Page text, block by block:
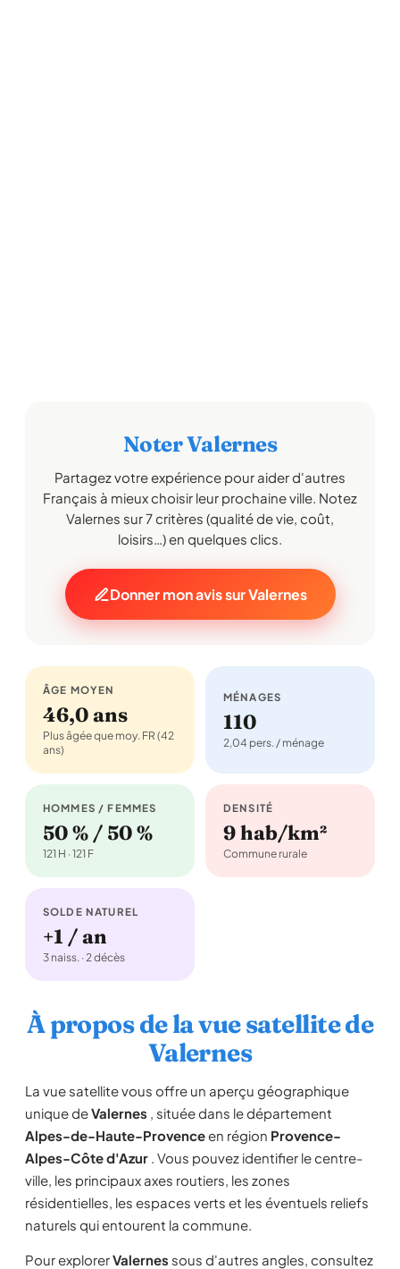
Noter Valernes
Partagez votre expérience pour aider d'autres
Français à mieux choisir leur prochaine ville. Notez
Valernes sur 7 critères (qualité de vie, coût,
loisirs…) en quelques clics.
Donner mon avis sur Valernes
ÂGE MOYEN
46,0 ans
Plus âgée que moy. FR (42
ans)
MÉNAGES
110
2,04 pers. / ménage
HOMMES / FEMMES
50 % / 50 %
121 H · 121 F
DENSITÉ
9 hab/km²
Commune rurale
SOLDE NATUREL
+1 / an
3 naiss. · 2 décès
À propos de la vue satellite de
Valernes
La vue satellite vous offre un aperçu géographique
unique deValernes , située dans le département
Alpes-de-Haute-Provenceen région Provence-
Alpes-Côte d'Azur . Vous pouvez identifier le centre-
ville, les principaux axes routiers, les zones
résidentielles, les espaces verts et les éventuels reliefs
naturels qui entourent la commune.
Pour explorerValernes sous d'autres angles, consultez